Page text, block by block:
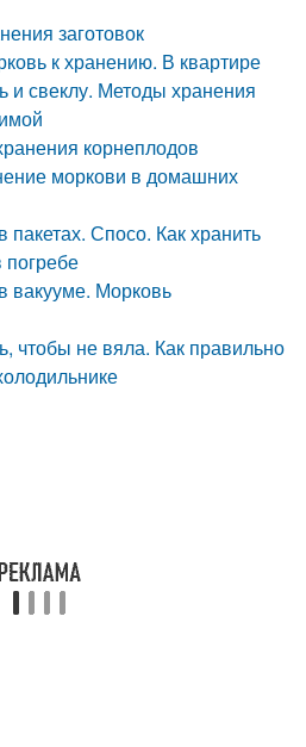
заготовок
к хранению. В квартире
и свеклу. Методы хранения
корнеплодов
моркови в домашних
Спосо. Как хранить
погребе
вакууме. Морковь
чтобы не вяла. Как правильно